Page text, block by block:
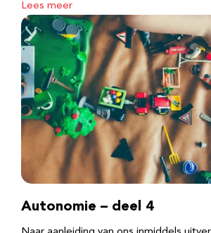
Lees meer
Autonomie – deel 4